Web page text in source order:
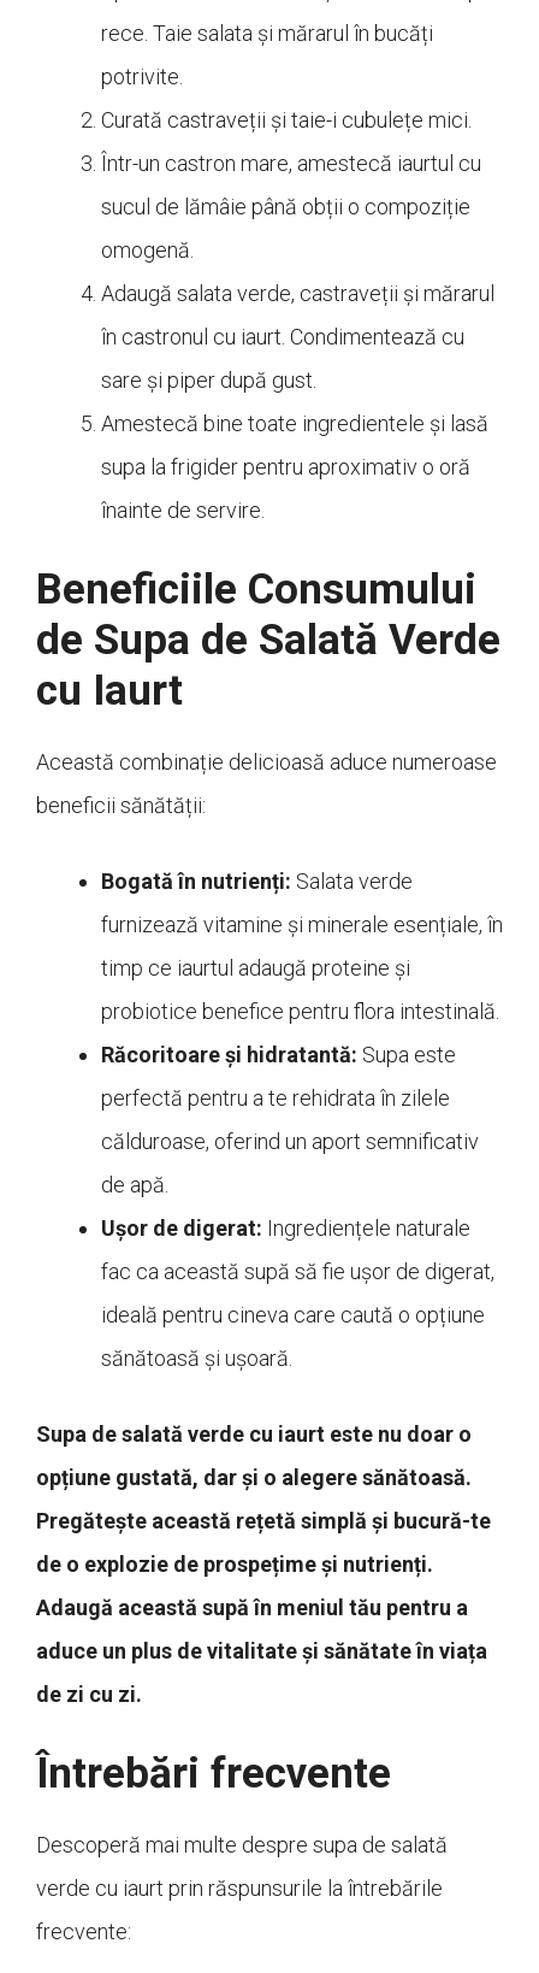
rece. Taie salata și mărarul în bucăți
potrivite.
Curată castraveții și taie-i cubulețe mici.
Într-un castron mare, amestecă iaurtul cu
sucul de lămâie până obții o compoziție
omogenă.
Adaugă salata verde, castraveții și mărarul
în castronul cu iaurt. Condimentează cu
sare și piper după gust.
Amestecă bine toate ingredientele și lasă
supa la frigider pentru aproximativ o oră
înainte de servire.
Beneficiile Consumului
de Supa de Salată Verde
cu Iaurt
Această combinație delicioasă aduce numeroase
beneficii sănătății:
Bogată în nutrienți: Salata verde
furnizează vitamine și minerale esențiale, în
timp ce iaurtul adaugă proteine și
probiotice benefice pentru flora intestinală.
Răcoritoare și hidratantă: Supa este
perfectă pentru a te rehidrata în zilele
călduroase, oferind un aport semnificativ
de apă.
Ușor de digerat: Ingrediențele naturale
fac ca această supă să fie ușor de digerat,
ideală pentru cineva care caută o opțiune
sănătoasă și ușoară.
Supa de salată verde cu iaurt este nu doar o
opțiune gustată, dar și o alegere sănătoasă.
Pregătește această rețetă simplă și bucură-te
de o explozie de prospețime și nutrienți.
Adaugă această supă în meniul tău pentru a
aduce un plus de vitalitate și sănătate în viața
de zi cu zi.
Întrebări frecvente
Descoperă mai multe despre supa de salată
verde cu iaurt prin răspunsurile la întrebările
frecvente: